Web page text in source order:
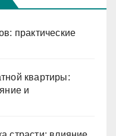
практические
квартиры:
и